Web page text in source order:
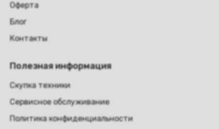
Оферта
Блог
Контакты
Полезная информация
Скупка техники
Сервисное обслуживание
Политика конфиденциальности